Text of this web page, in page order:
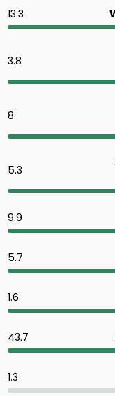
13.3
3.8
8
5.3
9.9
5.7
1.6
43.7
1.3